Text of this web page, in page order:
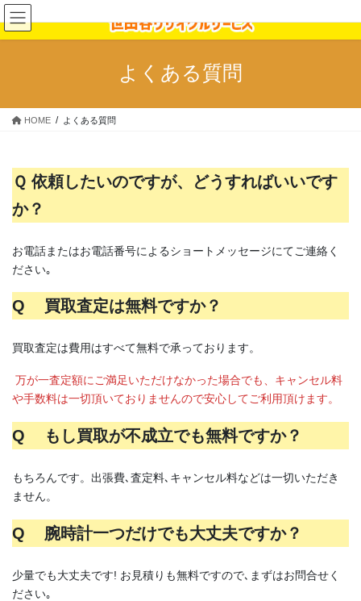
コ
ン
テ
ス
ナ
ビ
ゲ
ン
よくある質問
HOME よくある質問
Ｑ 依頼したいのですが、どうすればいいです
か？
お電話またはお電話番号によるショートメッセージにてご連絡く
ださい｡
Q 買取査定は無料ですか？
買取査定は費用はすべて無料で承っております。
万が一査定額にご満足いただけなかった場合でも、キャンセル料
や手数料は一切頂いておりませんので安心してご利用頂けます。
Q もし買取が不成立でも無料ですか？
もちろんです。出張費､査定料､キャンセル料などは一切いただき
ません。
Q 腕時計一つだけでも大丈夫ですか？
少量でも大丈夫です! お見積りも無料ですので､まずはお問合せく
ださい｡